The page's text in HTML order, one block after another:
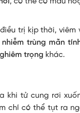
trị kịp thời, viêm
nhiễm trùng mãn
trọng khác.
khi tử cung rơi
chí có thể tụt ra